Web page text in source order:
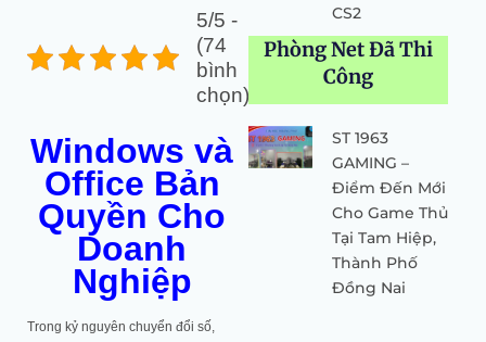
5/5 -
(74
bình
chọn)
Windows và
Office Bản
Quyền Cho
Doanh
Nghiệp
Trong kỷ nguyên chuyển đổi số,
CS2
Phòng Net Đã Thi
Công
ST 1963
GAMING –
Điểm Đến Mới
Cho Game Thủ
Tại Tam Hiệp,
Thành Phố
Đồng Nai